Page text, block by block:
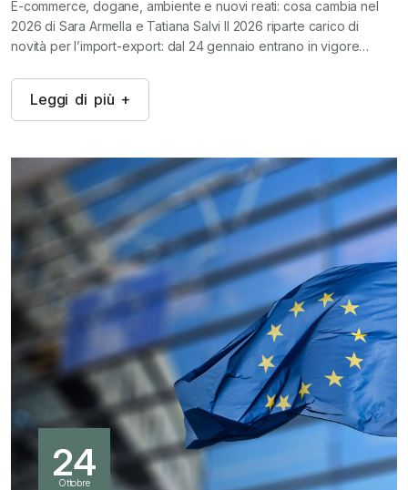
E-commerce, dogane, ambiente e nuovi reati: cosa cambia nel
2026 di Sara Armella e Tatiana Salvi Il 2026 riparte carico di
novità per l’import-export: dal 24 gennaio entrano in vigore…
Leggi di più +
24
Ottobre